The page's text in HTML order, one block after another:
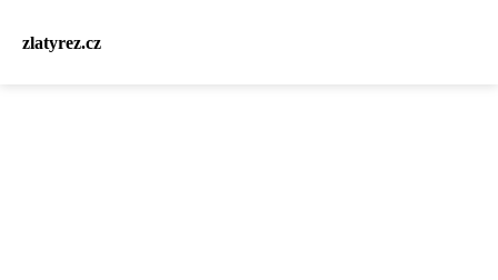
zlatyrez.cz